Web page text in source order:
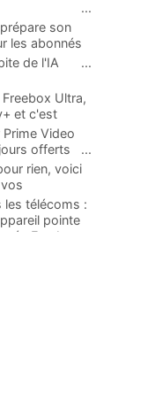
...
son
les abonnés
de l'IA ...
Ultra,
et c'est
Video
offerts
...
rien, voici
...
les télécoms :
pointe
Freebox...